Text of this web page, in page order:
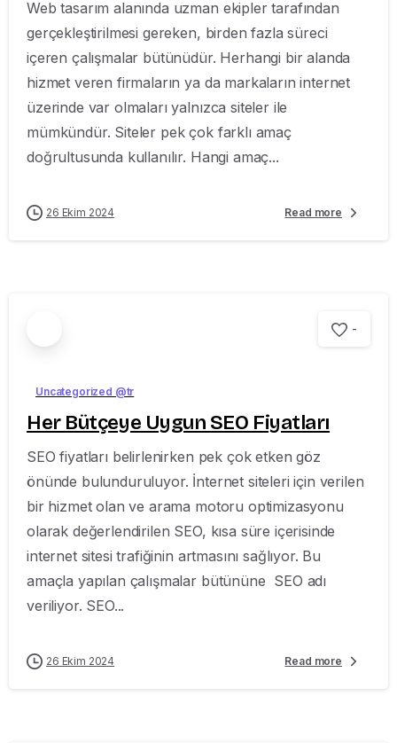
Web tasarım alanında uzman ekipler tarafından
gerçekleştirilmesi gereken, birden fazla süreci
içeren çalışmalar bütünüdür. Herhangi bir alanda
hizmet veren firmaların ya da markaların internet
üzerinde var olmaları yalnızca siteler ile
mümkündür. Siteler pek çok farklı amaç
doğrultusunda kullanılır. Hangi amaç...
26 Ekim 2024 Read more
-
Uncategorized @tr
Her Bütçeye Uygun SEO Fiyatları
SEO fiyatları belirlenirken pek çok etken göz
önünde bulunduruluyor. İnternet siteleri için verilen
bir hizmet olan ve arama motoru optimizasyonu
olarak değerlendirilen SEO, kısa süre içerisinde
internet sitesi trafiğinin artmasını sağlıyor. Bu
amaçla yapılan çalışmalar bütününe SEO adı
veriliyor. SEO...
26 Ekim 2024 Read more